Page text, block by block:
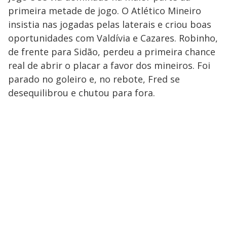
primeira metade de jogo. O Atlético Mineiro
insistia nas jogadas pelas laterais e criou boas
oportunidades com Valdívia e Cazares. Robinho,
de frente para Sidão, perdeu a primeira chance
real de abrir o placar a favor dos mineiros. Foi
parado no goleiro e, no rebote, Fred se
desequilibrou e chutou para fora.